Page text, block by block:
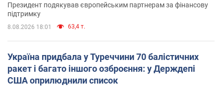
Президент подякував європейським партнерам за фінансову
підтримку
8.08.2026 18:01 63,4 т.
Україна придбала у Туреччини 70 балістичних
ракет і багато іншого озброєння: у Держдепі
США оприлюднили список